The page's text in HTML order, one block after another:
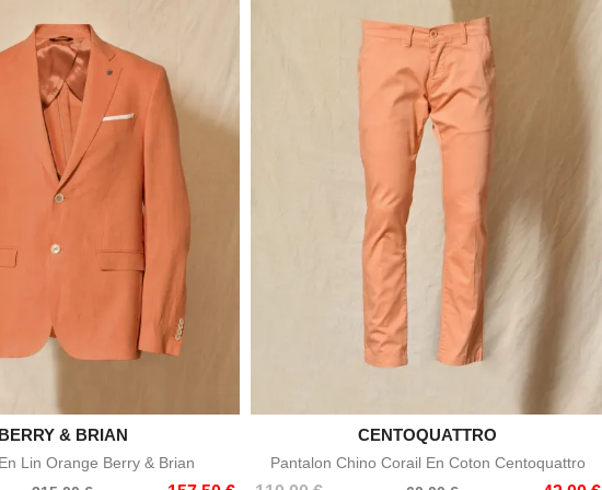
Aperçu rapide
BERRY & BRIAN
Lin Orange Berry & Brian
Aperçu rapide
CENTOQUATTRO
Pantalon Chino Corail En Coton Centoquattro